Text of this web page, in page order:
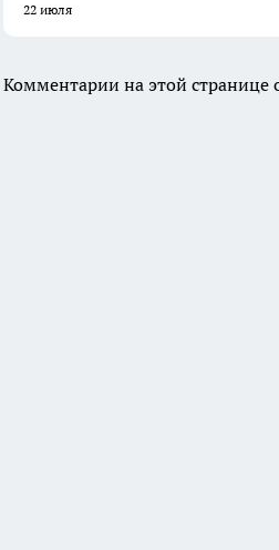
22 июля
Комментарии на этой странице